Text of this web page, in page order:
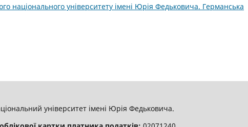
національного університету імені Юрія Федьковича. Германська
університет імені Юрія Федьковича.